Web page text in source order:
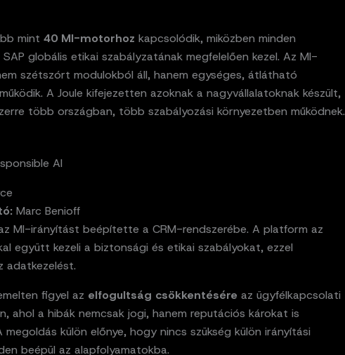
mint 40 MI-motorhoz kapcsolódik, miközben minden
globális etikai szabályzatának megfelelően kezel. Az MI-
szétszórt modulokból áll, hanem egységes, átlátható
A Joule kifejezetten azoknak a nagyvállalatoknak készült,
több országban, több szabályozási környezetben működnek.
AI
Marc Benioff
MI-irányítást beépítette a CRM-rendszerébe. A platform az
együtt kezeli a biztonsági és etikai szabályokat, ezzel
adatkezelést.
figyel az elfogultság csökkentésére az ügyfélkapcsolati
ahol a hibák nemcsak jogi, hanem reputációs károkat is
megoldás külön előnye, hogy nincs szükség külön irányítási
beépül az alapfolyamatokba.